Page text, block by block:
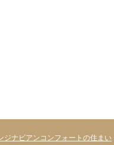
ジナビアンコンフォートの住まい